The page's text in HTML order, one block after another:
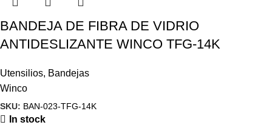
BANDEJA DE FIBRA DE VIDRIO
ANTIDESLIZANTE WINCO TFG-14K
Utensilios, Bandejas
Winco
SKU: BAN-023-TFG-14K
In stock